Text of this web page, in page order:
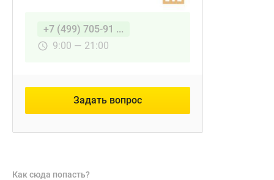
+7 (499) 705-91 ...
9:00 — 21:00
Задать вопрос
Как сюда попасть?